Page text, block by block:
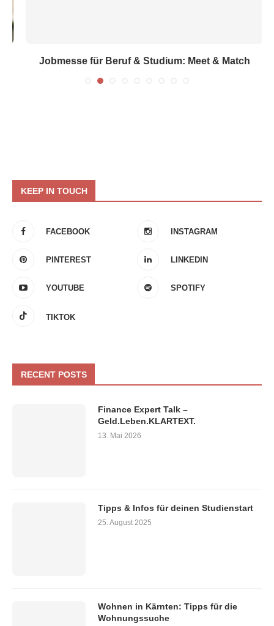
Jobmesse für Beruf & Studium: Meet & Match
KEEP IN TOUCH
FACEBOOK INSTAGRAM
PINTEREST LINKEDIN
YOUTUBE SPOTIFY
TIKTOK
RECENT POSTS
Finance Expert Talk –
Geld.Leben.KLARTEXT.
13. Mai 2026
Tipps & Infos für deinen Studienstart
25. August 2025
Wohnen in Kärnten: Tipps für die
Wohnungssuche